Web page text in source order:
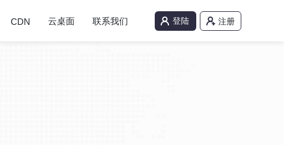
CDN 云桌面 联系我们 登陆 注册